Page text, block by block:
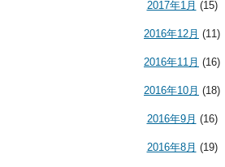
2017年1月 (15)
2016年12月 (11)
2016年11月 (16)
2016年10月 (18)
2016年9月 (16)
2016年8月 (19)